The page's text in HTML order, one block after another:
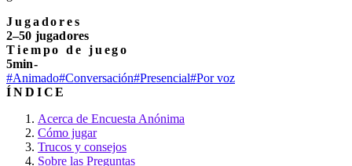
Jugadores
2–50 jugadores
Tiempo de juego
5min-
#Animado#Conversación#Presencial#Por voz
ÍNDICE
Acerca de Encuesta Anónima
Cómo jugar
Trucos y consejos
Sobre las Preguntas